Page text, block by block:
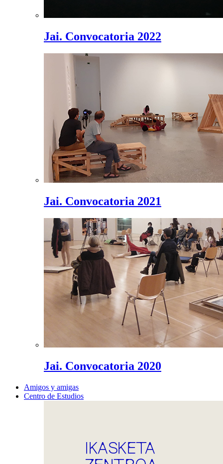
Jai. Convocatoria 2022
Jai. Convocatoria 2021
Jai. Convocatoria 2020
Amigos y amigas
Centro de Estudios